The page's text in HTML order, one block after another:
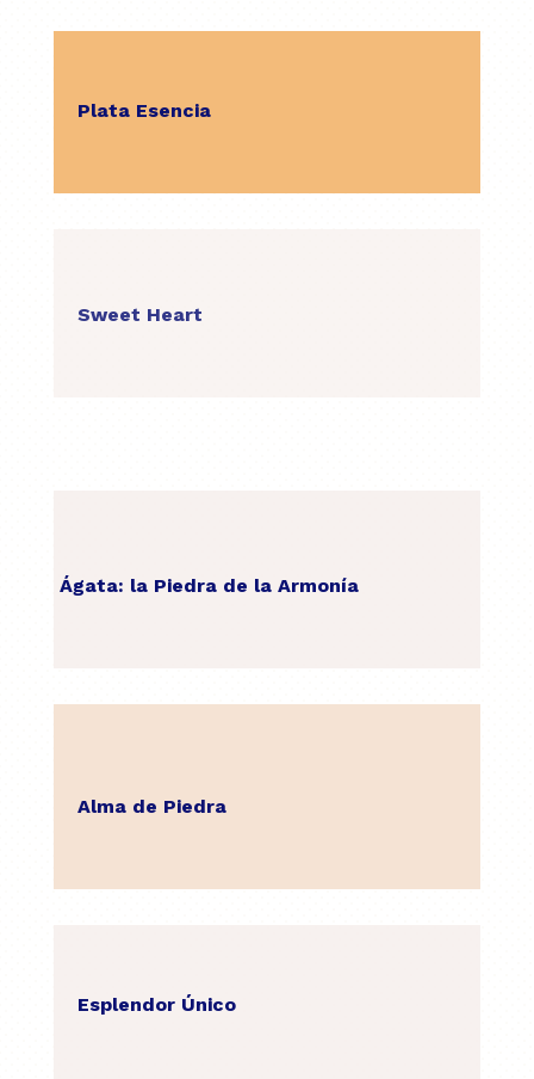
Plata Esencia
Sweet Heart
Ágata: la Piedra de la Armonía
Alma de Piedra
Esplendor Único